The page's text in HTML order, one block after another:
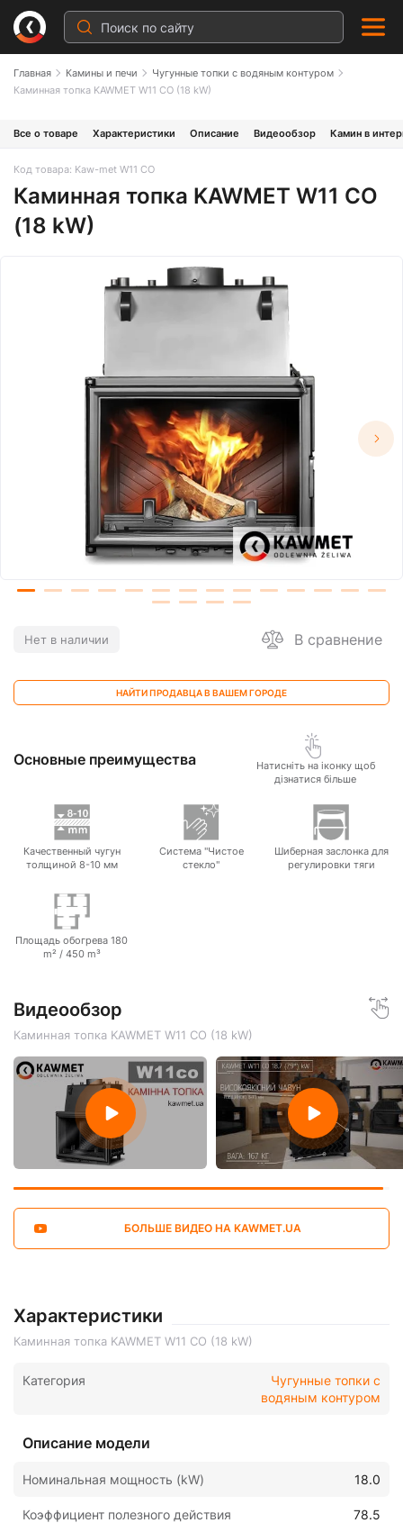
Главная Камины и печи
Чугунные топки с водяным контуром
Каминная топка KAWMET W11 CO (18 kW)
Все о товаре Характеристики Описание Видеообзор Камин в
Код товара: Kaw-met W11 CO
Каминная топка KAWMET W11 CO
(18 kW)
Нет в наличии В сравнение
НАЙТИ ПРОДАВЦА В ВАШЕМ ГОРОДЕ
Основные преимущества
Натисніть на іконку щоб
дізнатися більше
Качественный чугун
толщиной 8-10 мм
Система "Чистое
стекло"
Шиберная заслонка для
регулировки тяги
Площадь обогрева 180
m² / 450 m³
Видеообзор
Каминная топка KAWMET W11 CO (18 kW)
БОЛЬШЕ ВИДЕО НА KAWMET.UA
Характеристики
Каминная топка KAWMET W11 CO (18 kW)
Категория
Чугунные топки с
водяным контуром
Описание модели
Номинальная мощность (kW) 18.0
Коэффициент полезного действия
78.5